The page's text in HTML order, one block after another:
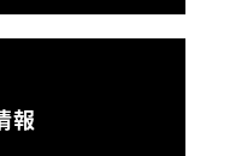
情報